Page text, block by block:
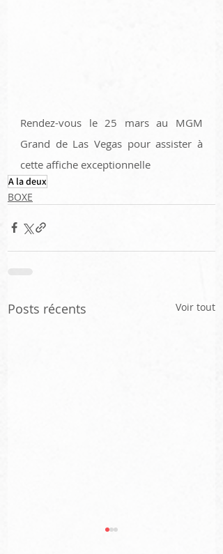
Rendez-vous le 25 mars au MGM
Grand de Las Vegas pour assister à
cette affiche exceptionnelle
A la deux
BOXE
Posts récents Voir tout